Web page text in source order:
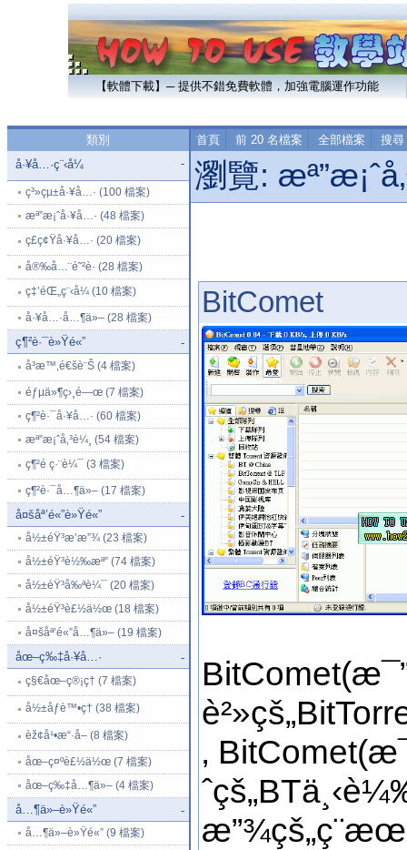
【軟體下載】─ 提供不錯免費軟體，加強電腦運作功能
類別
å·¥å…·ç¨‹å¼
-
ç³»çµ±å·¥å…· (100 檔案)
æª”æ¡ˆå·¥å…· (48 檔案)
ç£ç¢Ÿå·¥å…· (20 檔案)
å®‰å…¨é˜²è­· (28 檔案)
ç‡’éŒ„ç¨‹å¼ (10 檔案)
å·¥å…·å…¶ä»– (28 檔案)
ç¶²è·¯è»Ÿé«” -
å³æ™‚é€šè¨Š (4 檔案)
éƒµä»¶ç›¸é—œ (7 檔案)
ç¶²è·¯å·¥å…· (60 檔案)
æª”æ¡ˆå‚³è¼¸ (54 檔案)
ç¶²é ç·¨è¼¯ (3 檔案)
ç¶²è·¯å…¶ä»– (17 檔案)
å¤šåª’é«”è»Ÿé«” -
å½±éŸ³æ’­æ”¾ (23 檔案)
å½±éŸ³è½‰æª” (74 檔案)
å½±éŸ³å‰ªè¼¯ (20 檔案)
å½±éŸ³è£½ä½œ (18 檔案)
å¤šåª’é«”å…¶ä»– (19 檔案)
åœ–ç‰‡å·¥å…· -
ç§€åœ–ç®¡ç† (7 檔案)
å½±åƒè™•ç† (38 檔案)
èž¢å¹•æ“·å– (8 檔案)
åœ–ç¤ºè£½ä½œ (7 檔案)
åœ–ç‰‡å…¶ä»– (4 檔案)
å…¶ä»–è»Ÿé«” -
å…¶ä»–è»Ÿé«” (9 檔案)
首頁 前 20 名檔案 全部檔案 搜尋
瀏覽:
BitComet
‚